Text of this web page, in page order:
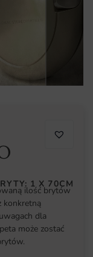
1 X 70CM
ilość brytów
konkretną
dla
może zostać